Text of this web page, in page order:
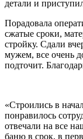
детали и
Порадовала
сжатые сроки,
стройку. Сдали
мужем, все очень
подточит.
«Строились в
понравилось
отвечали на все
баню в срок, в